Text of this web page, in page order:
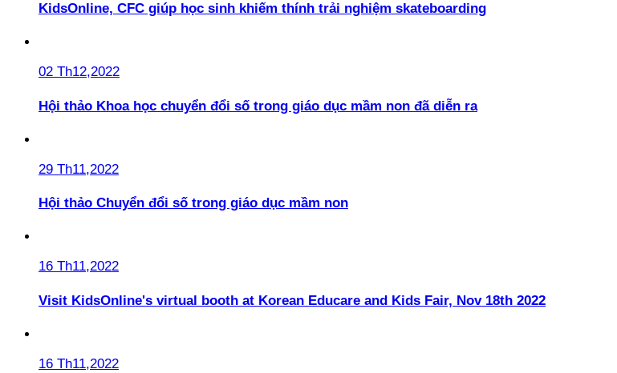
KidsOnline, CFC giúp học sinh khiếm thính trải nghiệm skateboarding
02 Th12,2022
Hội thảo Khoa học chuyển đổi số trong giáo dục mầm non đã diễn ra
29 Th11,2022
Hội thảo Chuyển đổi số trong giáo dục mầm non
16 Th11,2022
Visit KidsOnline's virtual booth at Korean Educare and Kids Fair, Nov 18th 2022
16 Th11,2022